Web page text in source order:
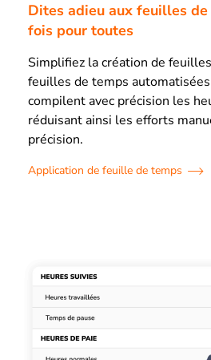
Dites adieu aux feuilles
fois pour toutes
Simplifiez la création de
feuilles de temps
compilent avec précision les
réduisant ainsi les efforts
précision.
Application de feuille de temps